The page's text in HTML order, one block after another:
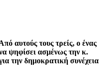
αυτούς τους τρείς, ο ένας
ψηφίσει ασμένως την κ.
την δημοκρατική συνέχεια